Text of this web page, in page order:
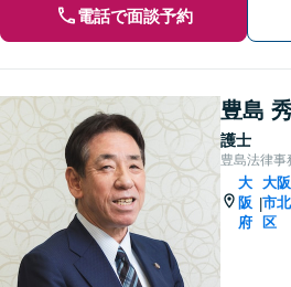
電話で面談予約
豊島
護士
豊島法律事
大
阪
府
|
大阪
市北
区